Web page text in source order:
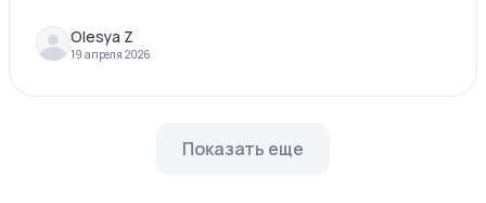
Olesya Z
19 апреля 2026
Показать еще